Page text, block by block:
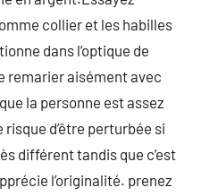
collier et les habilles
dans l’optique de
remarier aisément avec
la personne est assez
d’être perturbée si
différent tandis que c’est
l’originalité. prenez